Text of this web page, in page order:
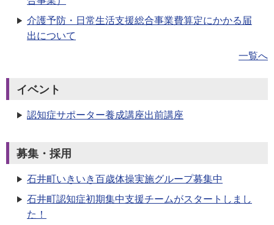
介護予防・日常生活支援総合事業費算定にかかる届
出について
一覧へ
イベント
認知症サポーター養成講座出前講座
募集・採用
石井町いきいき百歳体操実施グループ募集中
石井町認知症初期集中支援チームがスタートしまし
た！